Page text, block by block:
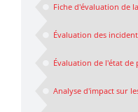
Fiche d'évaluation de
Évaluation des
Évaluation de l'état de
Analyse d'impact sur